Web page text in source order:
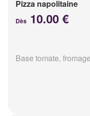
Pizza napolitaine
Dès 10.00 €
Base tomate,